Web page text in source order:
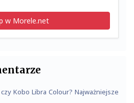
w Morele.net
Kobo Libra Colour? Najważniejsze